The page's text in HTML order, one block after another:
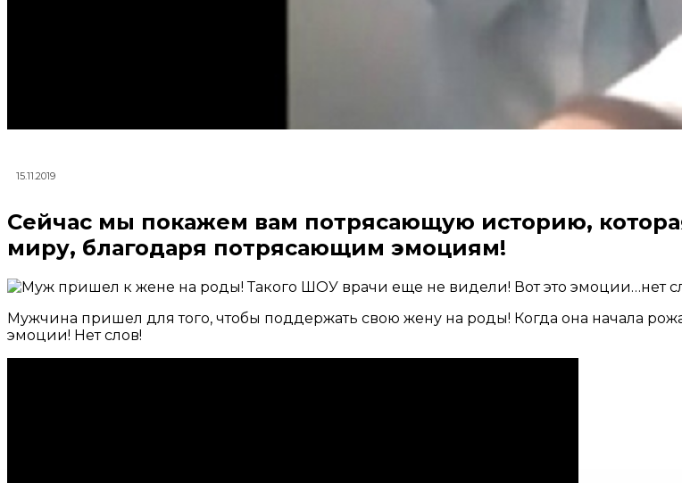
15.11.2019
Сейчас мы покажем вам потрясающую историю,
миру, благодаря потрясающим эмоциям!
Мужчина пришел для того, чтобы поддержать свою жену на роды! Когда она начала
эмоции! Нет слов!